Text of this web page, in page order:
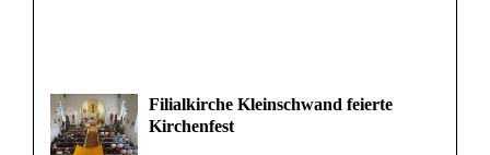
Filialkirche Kleinschwand feierte
Kirchenfest